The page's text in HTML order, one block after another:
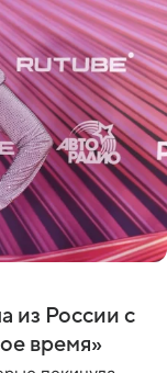
из России с
время»